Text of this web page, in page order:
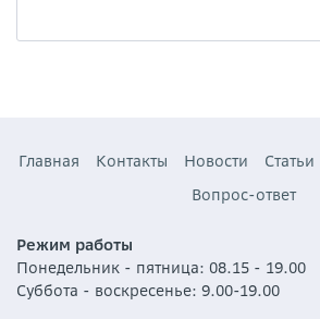
Главная Контакты Новости Статьи
Вопрос-ответ
Режим работы
Понедельник - пятница: 08.15 - 19.00
Суббота - воскресенье: 9.00-19.00